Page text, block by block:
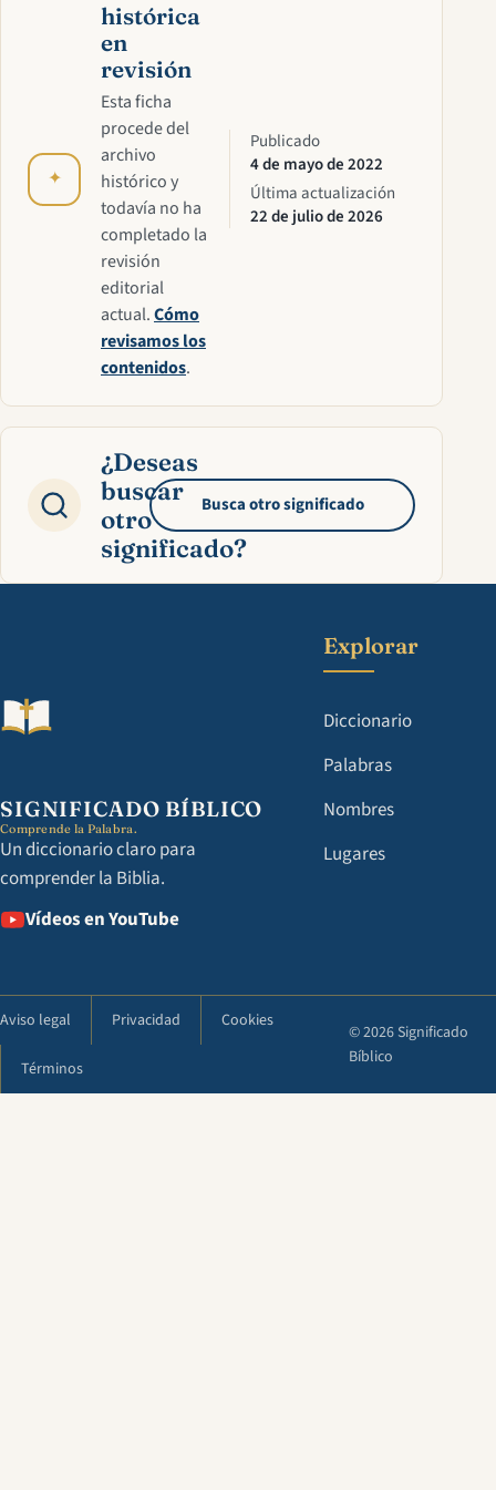
✦
histórica
en
revisión
Esta ficha
procede del
archivo
histórico y
todavía no ha
completado la
revisión
editorial
actual.Cómo
revisamos los
contenidos.
Publicado
4 de mayo de 2022
Última actualización
22 de julio de 2026
¿Deseas
buscar
otro
significado?
Busca otro significado
SIGNIFICADO BÍBLICO
Comprende la Palabra.
Un diccionario claro para
comprender la Biblia.
Vídeos en YouTube
Explorar
Diccionario
Palabras
Nombres
Lugares
Aviso legal Privacidad Cookies
Términos
© 2026 Significado
Bíblico